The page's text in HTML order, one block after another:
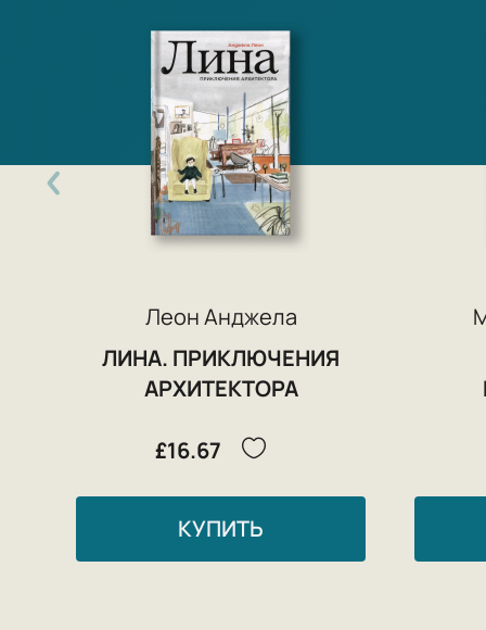
Леон Анджела
ЛИНА. ПРИКЛЮЧЕНИЯ
АРХИТЕКТОРА
£16.67
КУПИТЬ